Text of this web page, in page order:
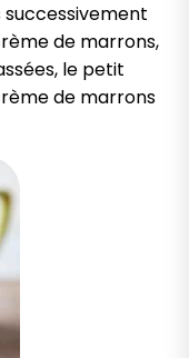
de marrons,
le petit
de marrons